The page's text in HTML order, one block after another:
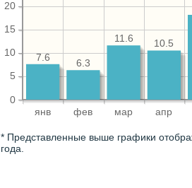
янв фев мар апр
0
5
10
15
20
10.5
11.6
6.3
7.6
* Представленные выше графики
года.